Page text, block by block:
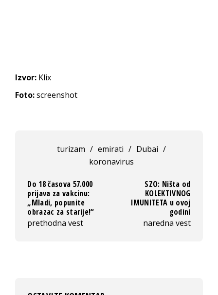
Izvor: Klix
Foto:screenshot
turizam / emirati / Dubai /
koronavirus
Do 18 časova 57.000
prijava za vakcinu:
„Mladi, popunite
obrazac za starije!“
prethodna vest
SZO: Ništa od
KOLEKTIVNOG
IMUNITETA u ovoj
godini
naredna vest